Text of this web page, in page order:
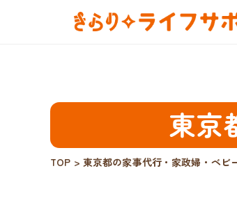
東京
TOP > 東京都の家事代行・家政婦・ベビ